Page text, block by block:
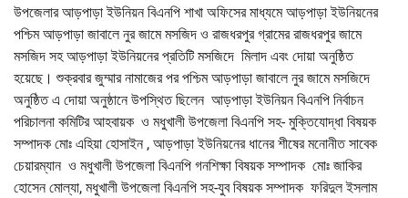
উপজেলার আড়পাড়া ইউনিয়ন বিএনপি শাখা অফিসের মাধ্যমে আড়পাড়া ইউনিয়নের
পশ্চিম আড়পাড়া জাবালে নুর জামে মসজিদ ও রাজধরপুর গ্রামের রাজধরপুর জামে
মসজিদ সহ আড়পাড়া ইউনিয়নের প্রতিটি মসজিদে মিলাদ এবং দোয়া অনুষ্ঠিত
হয়েছে। শুক্রবার জুম্মার নামাজের পর পশ্চিম আড়পাড়া জাবালে নুর জামে মসজিদে
অনুষ্ঠিত এ দোয়া অনুষ্ঠানে উপস্থিত ছিলেন আড়পাড়া ইউনিয়ন বিএনপি নির্বাচন
পরিচালনা কমিটির আহবায়ক ও মধুখালী উপজেলা বিএনপি সহ- মুক্তিযোদ্ধা বিষয়ক
সম্পাদক মোঃ এহিয়া হোসাইন , আড়পাড়া ইউনিয়নের ধানের শীষের মনোনীত সাবেক
চেয়ারম্যান ও মধুখালী উপজেলা বিএনপি গনশিক্ষা বিষয়ক সম্পাদক মোঃ জাকির
হোসেন মোল্যা, মধুখালী উপজেলা বিএনপি সহ-যুব বিষয়ক সম্পাদক ফরিদুল ইসলাম